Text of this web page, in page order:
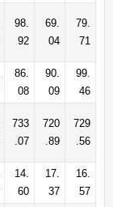
98.
92
69.
04
79.
71
86.
08
90.
09
99.
46
733
.07
720
.89
729
.56
14.
60
17.
37
16.
57